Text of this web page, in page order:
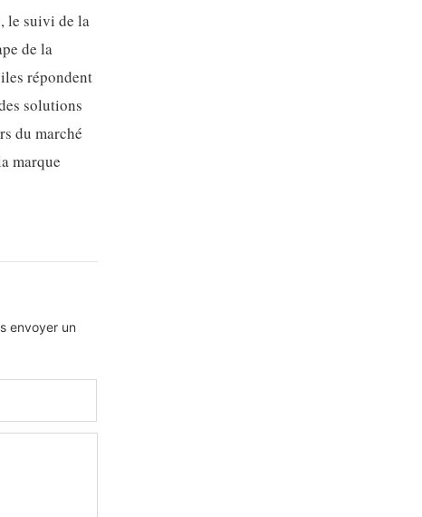
le suivi de la
de la
répondent
solutions
du marché
marque
envoyer un